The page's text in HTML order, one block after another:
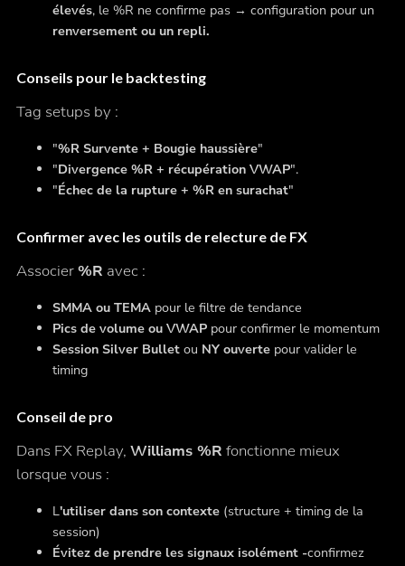
élevés, le %R ne confirme pas → configuration pour un
renversement ou un repli.
Conseils pour le backtesting
Tag setups by :
"%R Survente + Bougie haussière"
"Divergence %R + récupération VWAP".
"Échec de la rupture + %R en surachat"
Confirmer avec les outils de relecture de FX
Associer%R avec :
SMMA ou TEMApour le filtre de tendance
Pics de volume ou VWAPpour confirmer le momentum
Session Silver Bulletou NY ouvertepour valider le
timing
Conseil de pro
Dans FX Replay, Williams %R fonctionne mieux
lorsque vous :
L'utiliser dans son contexte(structure + timing de la
session)
Évitez de prendre les signaux isolément -confirmez